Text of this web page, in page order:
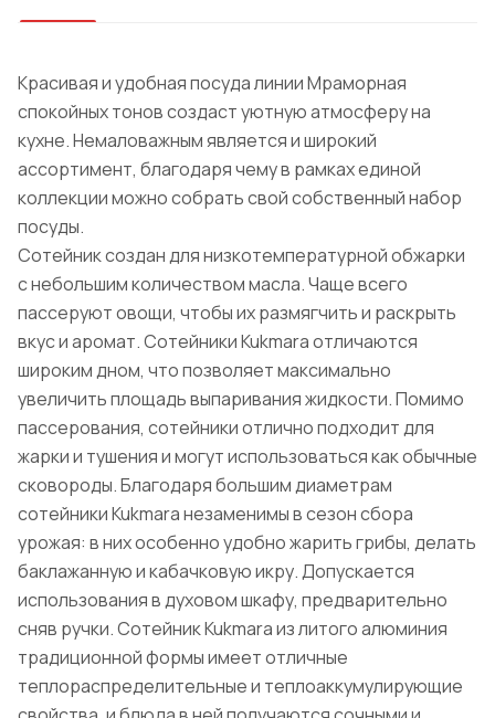
Красивая и удобная посуда линии Мраморная
спокойных тонов создаст уютную атмосферу на
кухне. Немаловажным является и широкий
ассортимент, благодаря чему в рамках единой
коллекции можно собрать свой собственный набор
посуды.
Сотейник создан для низкотемпературной обжарки
с небольшим количеством масла. Чаще всего
пассеруют овощи, чтобы их размягчить и раскрыть
вкус и аромат. Сотейники Kukmara отличаются
широким дном, что позволяет максимально
увеличить площадь выпаривания жидкости. Помимо
пассерования, сотейники отлично подходит для
жарки и тушения и могут использоваться как обычные
сковороды. Благодаря большим диаметрам
сотейники Kukmara незаменимы в сезон сбора
урожая: в них особенно удобно жарить грибы, делать
баклажанную и кабачковую икру. Допускается
использования в духовом шкафу, предварительно
сняв ручки. Сотейник Kukmara из литого алюминия
традиционной формы имеет отличные
теплораспределительные и теплоаккумулирующие